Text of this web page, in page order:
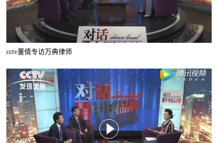
cctv董倩专访万典律师